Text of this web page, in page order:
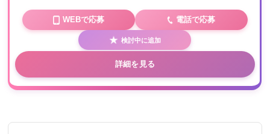
WEBで応募 電話で応募
検討中に追加
詳細を見る